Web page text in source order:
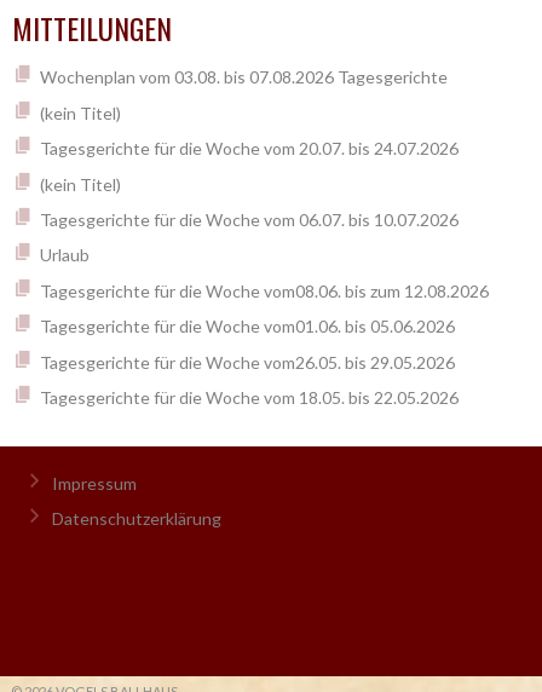
MITTEILUNGEN
Wochenplan vom 03.08. bis 07.08.2026 Tagesgerichte
(kein Titel)
Tagesgerichte für die Woche vom 20.07. bis 24.07.2026
(kein Titel)
Tagesgerichte für die Woche vom 06.07. bis 10.07.2026
Urlaub
Tagesgerichte für die Woche vom08.06. bis zum 12.08.2026
Tagesgerichte für die Woche vom01.06. bis 05.06.2026
Tagesgerichte für die Woche vom26.05. bis 29.05.2026
Tagesgerichte für die Woche vom 18.05. bis 22.05.2026
Impressum
Datenschutzerklärung